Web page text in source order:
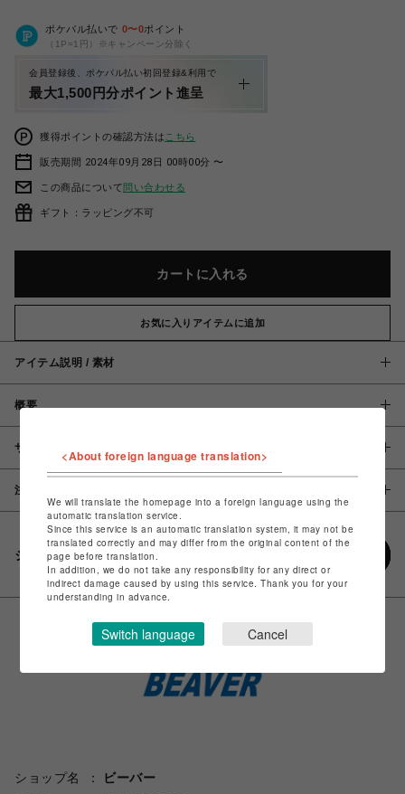
ポケパル払いで 0〜0ポイント
（1P=1円）※キャンペーン分除く
会員登録後、ポケパル払い初回登録&利用で
最大1,500円分ポイント進呈
獲得ポイントの確認方法は こちら
販売期間 2024年09月28日 00時00分 〜
この商品について問い合わせる
ギフト：ラッピング不可
カートに入れる
お気に入りアイテムに追加
アイテム説明 / 素材
概要
サイズ
注意事項
シェアする
ショップ名
ビーバー
<About foreign language translation>
We will translate the homepage into a foreign language using the
automatic translation service.
Since this service is an automatic translation system, it may not be
translated correctly and may differ from the original content of the
page before translation.
In addition, we do not take any responsibility for any direct or
indirect damage caused by using this service. Thank you for your
understanding in advance.
Switch language Cancel